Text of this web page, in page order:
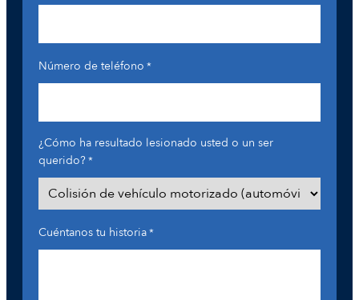
Número de teléfono *
¿Cómo ha resultado lesionado usted o un ser
querido?*
Cuéntanos tu historia*